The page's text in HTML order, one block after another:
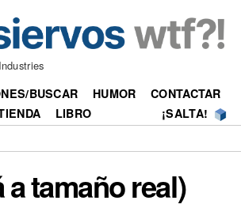
BUSCAR HUMOR
CONTACTAR
LIBRO ¡SALTA!
a tamaño real)